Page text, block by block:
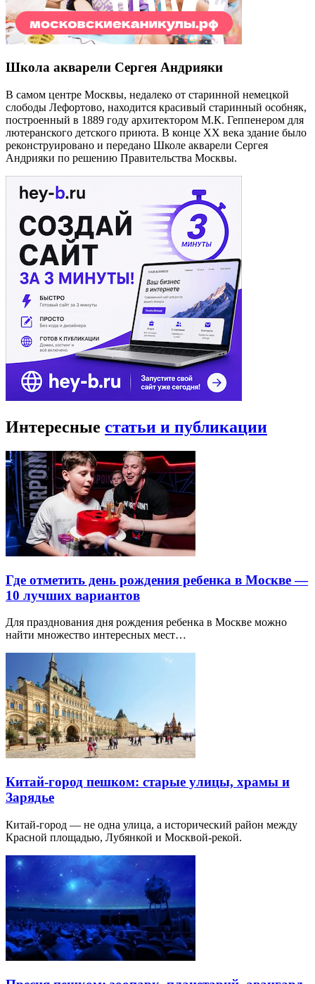
Школа акварели Сергея Андрияки
В самом центре Москвы, недалеко от старинной немецкой
слободы Лефортово, находится красивый старинный особняк,
построенный в 1889 году архитектором М.К. Геппенером для
лютеранского детского приюта. В конце XX века здание было
реконструировано и передано Школе акварели Сергея
Андрияки по решению Правительства Москвы.
Интересные статьи и публикации
Где отметить день рождения ребенка в Москве —
10 лучших вариантов
Для празднования дня рождения ребенка в Москве можно
найти множество интересных мест…
Китай-город пешком: старые улицы, храмы и
Зарядье
Китай-город — не одна улица, а исторический район между
Красной площадью, Лубянкой и Москвой-рекой.